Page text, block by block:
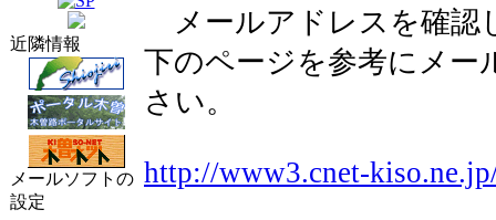
近隣情報
メールソフトの
設定
メールアドレスを確認
下のページを参考にメー
さい。
http://www3.cnet-